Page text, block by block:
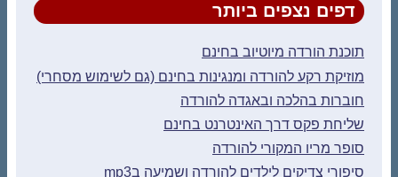
דפים נצפים ביותר
תוכנת הורדה מיוטיוב בחינם
מוזיקת רקע להורדה ומנגינות בחינם (גם לשימוש מסחרי)
חוברות בהלכה ובאגדה להורדה
שליחת פקס דרך האינטרנט בחינם
סופר מריו המקורי להורדה
סיפורי צדיקים לילדים להורדה ושמיעה בmp3